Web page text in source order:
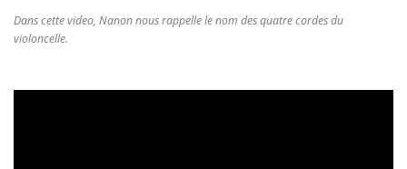
SOUTENEZ LA PHILHARMONIE
Dans cette video, Nanon nous rappelle le nom des quatre cordes du
violoncelle.